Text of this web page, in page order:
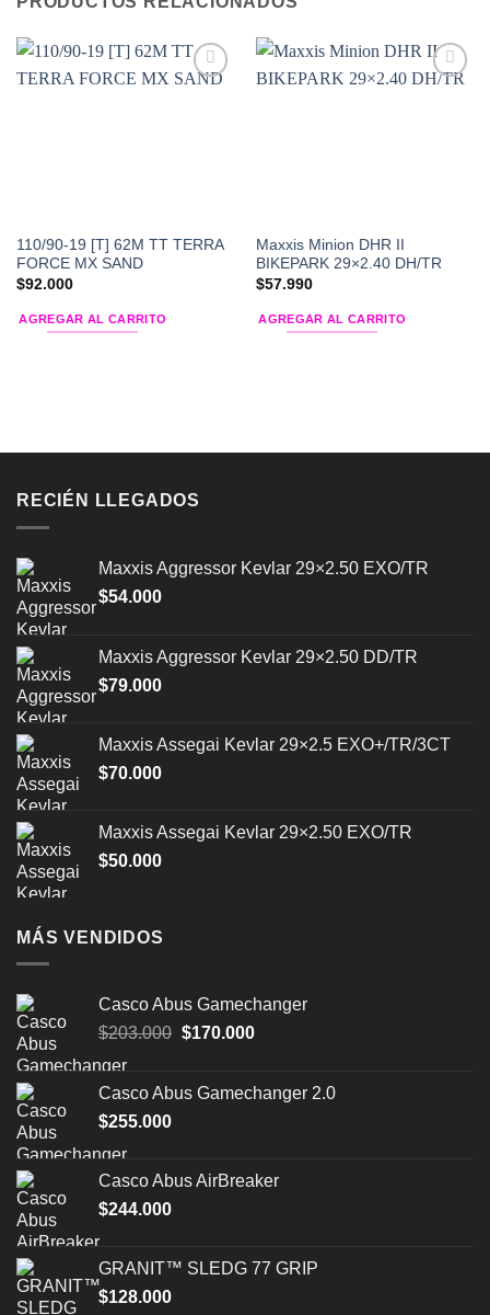
110/90-19 [T] 62M TT TERRA
FORCE MX SAND
$92.000
AGREGAR AL CARRITO
Maxxis Minion DHR II
BIKEPARK 29×2.40 DH/TR
$57.990
AGREGAR AL CARRITO
RECIÉN LLEGADOS
Maxxis Aggressor Kevlar 29×2.50 EXO/TR
$54.000
Maxxis Aggressor Kevlar 29×2.50 DD/TR
$79.000
Maxxis Assegai Kevlar 29×2.5 EXO+/TR/3CT
$70.000
Maxxis Assegai Kevlar 29×2.50 EXO/TR
$50.000
MÁS VENDIDOS
Casco Abus Gamechanger
$203.000 El
era:
$170.000El
es:
Casco Abus Gamechanger 2.0
$255.000
Casco Abus AirBreaker
$244.000
GRANIT™ SLEDG 77 GRIP
$128.000